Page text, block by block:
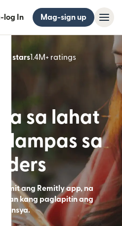
log In Mag-sign up
stars1.4M+ ratings
(bubukas
sa lahat
lampas sa
ang Remitly app, na
kang paglapitin ang